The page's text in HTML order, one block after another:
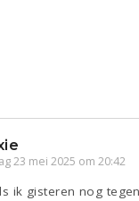
23 mei 2025 om 20:42
ik gisteren nog